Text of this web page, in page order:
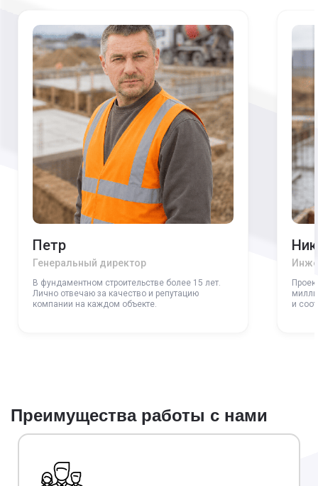
Петр
Генеральный директор
В фундаментном строительстве более 15 лет.
Лично отвечаю за качество и репутацию
компании на каждом объекте.
и
Преимущества работы с нами